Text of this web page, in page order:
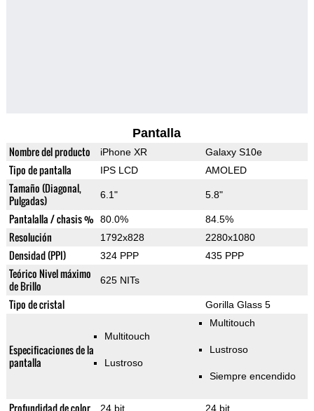
Pantalla
Nombre del producto iPhone XR Galaxy S10e
Tipo de pantalla IPS LCD AMOLED
Tamaño (Diagonal,
Pulgadas)
6.1" 5.8"
Pantalalla / chasis % 80.0% 84.5%
Resolución 1792x828 2280x1080
Densidad (PPI) 324 PPP 435 PPP
Teórico Nivel máximo
de Brillo
625 NITs
Tipo de cristal Gorilla Glass 5
Especificaciones de la
pantalla
Multitouch
Lustroso
Multitouch
Lustroso
Siempre encendido
Profundidad de color 24 bit 24 bit